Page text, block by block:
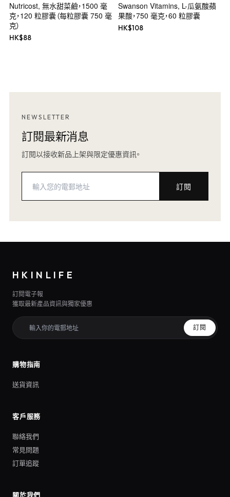
Nutricost, 無水甜菜鹼，1500 毫
克，120 粒膠囊（每粒膠囊 750 毫
克）
HK$88
Swanson Vitamins, L-瓜氨酸蘋
果酸，750 毫克，60 粒膠囊
HK$108
NEWSLETTER
訂閱最新消息
訂閱以接收新品上架與限定優惠資訊。
訂閱
HKINLIFE
訂閱電子報
獲取最新產品資訊與獨家優惠
訂閱
購物指南
送貨資訊
客戶服務
聯絡我們
常見問題
訂單追蹤
關於我們